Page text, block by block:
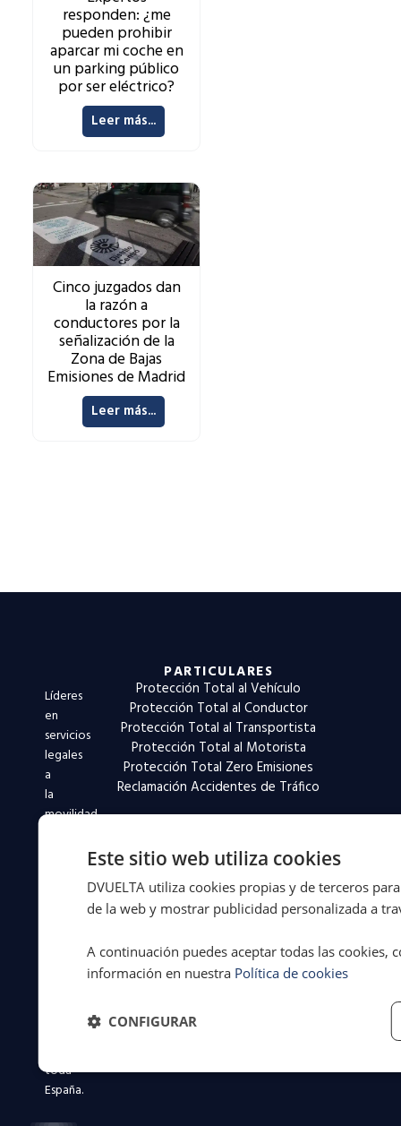
responden: ¿me
pueden prohibir
aparcar mi coche en
un parking público
por ser eléctrico?
Leer más...
Cinco juzgados dan
la razón a
conductores por la
señalización de la
Zona de Bajas
Emisiones de Madrid
Leer más...
Líderes
en
servicios
legales
a
la
movilidad
defendiendo
toda
España.
PARTICULARES
Protección Total al Vehículo
Protección Total al Conductor
Protección Total al Transportista
Protección Total al Motorista
Protección Total Zero Emisiones
Reclamación Accidentes de Tráfico
Este sitio web utiliza cookies
DVUELTA utiliza cookies propias y de terceros
de la web y mostrar publicidad personalizada a
A continuación puedes aceptar todas las cookies,
información en nuestra Política de cookies
CONFIGURAR